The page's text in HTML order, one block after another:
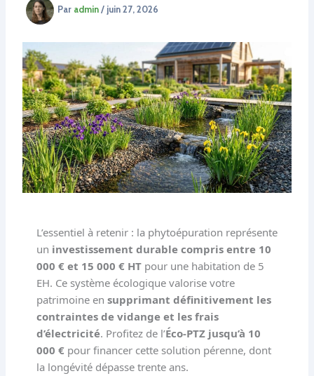
Par admin/ juin 27, 2026
L’essentiel à retenir : la phytoépuration représente
un investissement durable compris entre 10
000 € et 15 000 € HTpour une habitation de 5
EH. Ce système écologique valorise votre
patrimoine en supprimant définitivement les
contraintes de vidange et les frais
d’électricité. Profitez de l’Éco-PTZ jusqu’à 10
000 € pour financer cette solution pérenne, dont
la longévité dépasse trente ans.